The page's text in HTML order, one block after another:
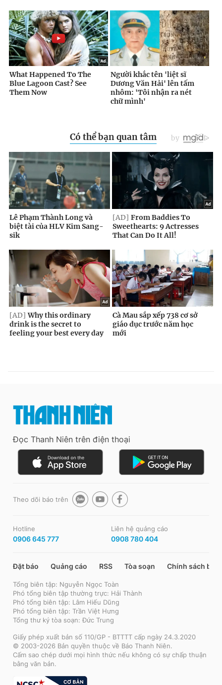
Đọc Thanh Niên trên điện thoại
Theo dõi báo trên
Hotline
0906 645 777
Liên hệ quảng cáo
0908 780 404
Đặt báo Quảng cáo RSS Tòa soạn Chính sách bảo
Tổng biên tập: Nguyễn Ngọc Toàn
Phó tổng biên tập thường trực: Hải Thành
Phó tổng biên tập: Lâm Hiếu Dũng
Phó tổng biên tập: Trần Việt Hưng
Tổng thư ký tòa soạn: Đức Trung
Giấy phép xuất bản số 110/GP - BTTTT cấp ngày 24.3.2020
© 2003-2026 Bản quyền thuộc về Báo Thanh Niên.
Cấm sao chép dưới mọi hình thức nếu không có sự chấp thuận
bằng văn bản.